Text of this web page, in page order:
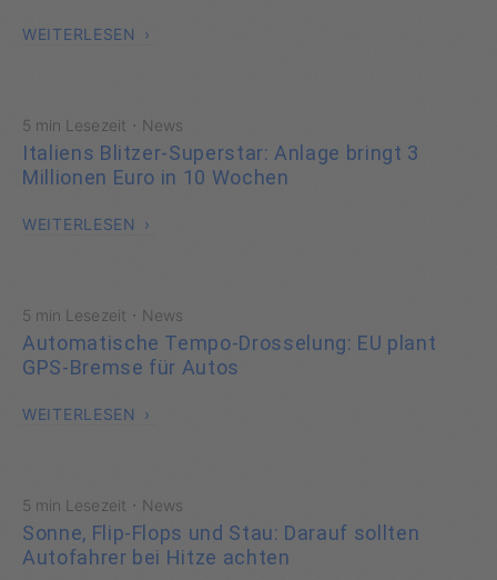
WEITERLESEN
5 min Lesezeit · News
Italiens Blitzer-Superstar: Anlage bringt 3
Millionen Euro in 10 Wochen
WEITERLESEN
5 min Lesezeit · News
Automatische Tempo-Drosselung: EU plant
GPS-Bremse für Autos
WEITERLESEN
5 min Lesezeit · News
Sonne, Flip-Flops und Stau: Darauf sollten
Autofahrer bei Hitze achten